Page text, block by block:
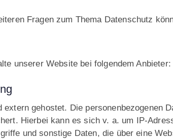
Fragen zum Thema Datenschutz
unserer Website bei folgendem Anbieter:
extern gehostet. Die personenbezogenen
Hierbei kann es sich v. a. um IP-
und sonstige Daten, die über eine